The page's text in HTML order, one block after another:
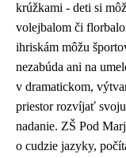
krúžkami - deti si
volejbalom či
ihriskám môžu
nezabúda ani na
v dramatickom,
priestor rozvíjať
nadanie. ZŠ Pod
o cudzie jazyky,